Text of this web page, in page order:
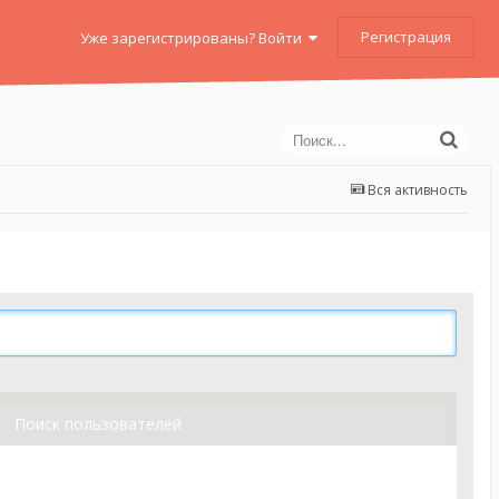
Уже зарегистрированы? Войти Регистрация
Вся активность
Поиск пользователей